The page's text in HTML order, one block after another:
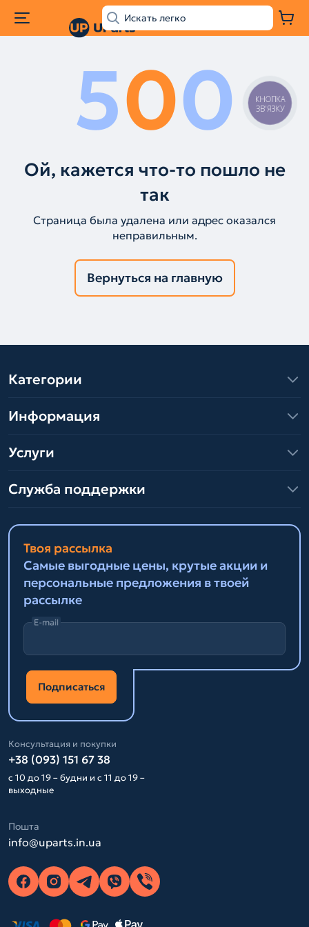
500
Ой, кажется что-то пошло не
так
Страница была удалена или адрес оказался
неправильным.
Вернуться на главную
Категории
Информация
Услуги
Служба поддержки
Твоя рассылка
Самые выгодные цены, крутые акции и
персональные предложения в твоей
рассылке
E-mail
Подписаться
Консультация и покупки
+38 (093) 151 67 38
с 10 до 19 – будни и с 11 до 19 –
выходные
Пошта
info@uparts.in.ua
КНОПКА
ЗВ'ЯЗКУ